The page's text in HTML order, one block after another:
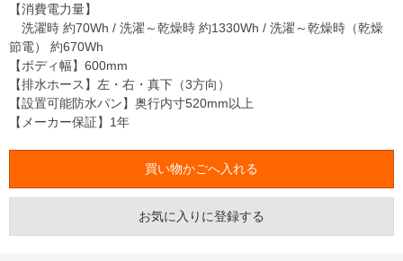
【消費電力量】
洗濯時 約70Wh / 洗濯～乾燥時 約1330Wh / 洗濯～乾燥時（乾燥
節電） 約670Wh
【ボディ幅】600mm
【排水ホース】左・右・真下（3方向）
【設置可能防水パン】奥行内寸520mm以上
【メーカー保証】1年
お気に入りに登録する